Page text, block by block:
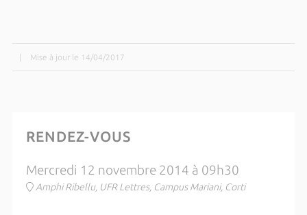
Mise à jour le 14/04/2017
RENDEZ-VOUS
Mercredi 12 novembre 2014 à 09h30
Amphi Ribellu, UFR Lettres, Campus Mariani, Corti